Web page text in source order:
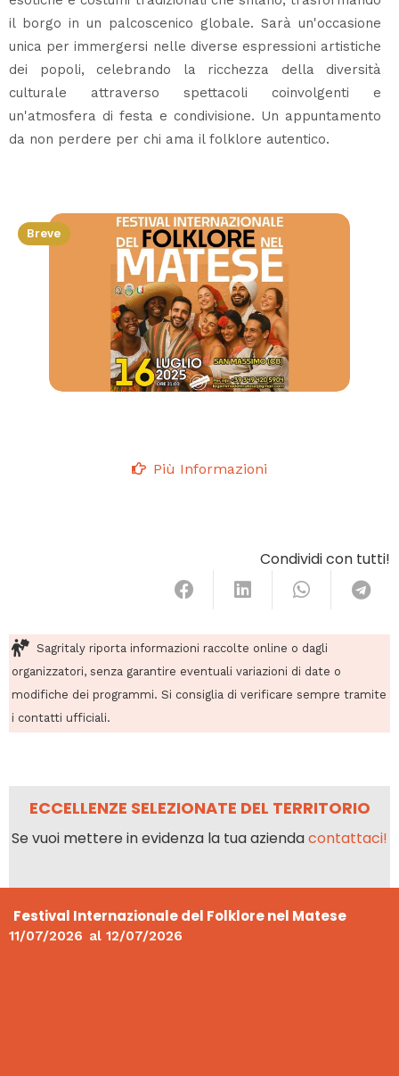
il borgo in un palcoscenico globale. Sarà un'occasione
unica per immergersi nelle diverse espressioni artistiche
dei popoli, celebrando la ricchezza della diversità
culturale attraverso spettacoli coinvolgenti e
un'atmosfera di festa e condivisione. Un appuntamento
da non perdere per chi ama il folklore autentico.
Breve
Più Informazioni
Condividi con tutti!
Sagritaly riporta informazioni raccolte online o dagli
organizzatori, senza garantire eventuali variazioni di date o
modifiche dei programmi. Si consiglia di verificare sempre tramite
i contatti ufficiali.
ECCELLENZE SELEZIONATE DEL TERRITORIO
Se vuoi mettere in evidenza la tua aziendacontattaci!
Festival Internazionale del Folklore nel Matese
11/07/2026 al 12/07/2026